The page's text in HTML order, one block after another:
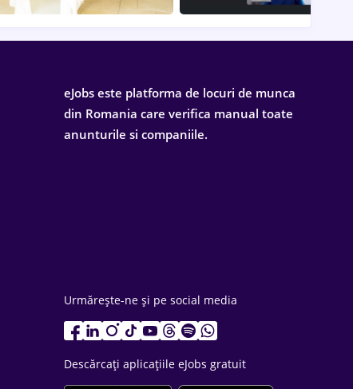
eJobs este platforma de locuri de munca
din Romania care verifica manual toate
anunturile si companiile.
Urmărește-ne și pe social media
Descărcați aplicațiile eJobs gratuit